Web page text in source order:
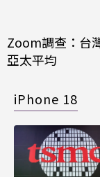
Zoom調查：台
亞太平均
iPhone 18